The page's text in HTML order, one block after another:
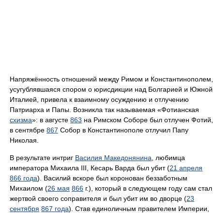
Напряжённость отношений между Римом и Константинополем,
усугублявшаяся спором о юрисдикции над Болгарией и Южной
Италией, привела к взаимному осуждению и отлучению
Патриарха и Папы. Возникла так называемая «Фотианская
схизма»: в августе 863 на Римском Соборе был отлучен Фотий,
в сентябре 867 Собор в Константинополе отлучил Папу
Николая.
В результате интриг Василия Македонянина , любимца
императора Михаила III, Кесарь Варда был убит (21 апреля
866 года). Василий вскоре был коронован беззаботным
Михаилом (26 мая 866 г.), который в следующем году сам стал
жертвой своего соправителя и был убит им во дворце (23
сентября 867 года). Став единоличным правителем Империи,